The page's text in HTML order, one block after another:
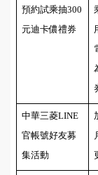
預約試乘抽300
元迪卡儂禮券
中華三菱LINE
官帳號好友募
集活動